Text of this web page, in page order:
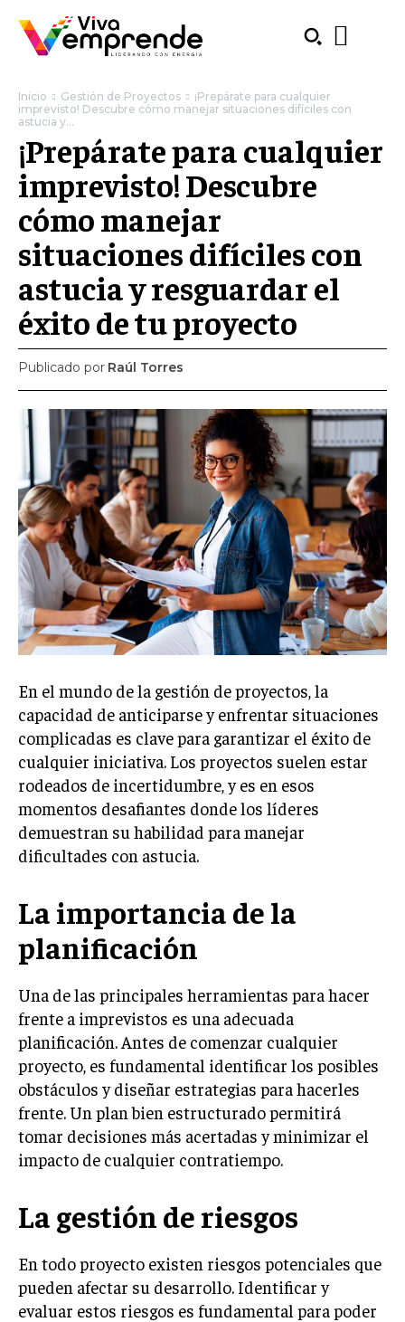
SUBSCRIBE
Welcome to Liberty Case
We have a curated list of the most noteworthy news from all
across the globe. With any subscription plan, you get access
to exclusive articlesthat let you stay ahead of the curve.
Your Profile
NEWS LIFESTYLE PUBLIC OPINION
LIFESTYLE
AGENCIAS DE MARKETING
AGENCIAS DE POSICIONAMIENTO WEB SEO
MARKETING DIGITAL
PUBLICIDAD
VENTAS Y PERSUASIÓN
GESTIÓN DE PRODUCTOS
COMUNICACIÓN CORPORATIVA
INVESTIGACIÓN DE MERCADO
ANÁLISIS DE COMPETENCIA
GESTIÓN DE CLIENTES
Inicio Gestión de Proyectos
¡Prepárate para cualquier
imprevisto! Descubre cómo manejar situaciones difíciles con
astucia y...
¡Prepárate para cualquier
imprevisto! Descubre
cómo manejar
situaciones difíciles con
astucia y resguardar el
éxito de tu proyecto
Publicado por Raúl Torres
En el mundo de la gestión de proyectos, la
capacidad de anticiparse y enfrentar situaciones
complicadas es clave para garantizar el éxito de
cualquier iniciativa. Los proyectos suelen estar
rodeados de incertidumbre, y es en esos
momentos desafiantes donde los líderes
demuestran su habilidad para manejar
dificultades con astucia.
La importancia de la
planificación
Una de las principales herramientas para hacer
frente a imprevistos es una adecuada
planificación. Antes de comenzar cualquier
proyecto, es fundamental identificar los posibles
obstáculos y diseñar estrategias para hacerles
frente. Un plan bien estructurado permitirá
tomar decisiones más acertadas y minimizar el
impacto de cualquier contratiempo.
La gestión de riesgos
En todo proyecto existen riesgos potenciales que
pueden afectar su desarrollo. Identificar y
evaluar estos riesgos es fundamental para poder